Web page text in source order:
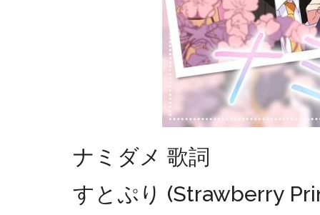
ナミダメ 歌詞
すとぷり (Strawberry